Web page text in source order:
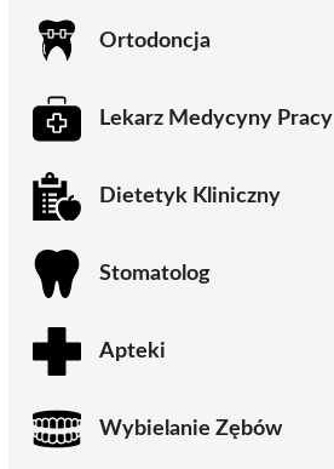
Ortodoncja
Lekarz Medycyny Pracy
Dietetyk Kliniczny
Stomatolog
Apteki
Wybielanie Zębów